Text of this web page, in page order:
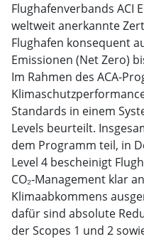
Flughafenverbands ACI
weltweit anerkannte
Flughafen konsequent
Emissionen (Net Zero)
Im Rahmen des ACA-
Standards in einem
Levels beurteilt.
dem Programm teil, in
Level 4 bescheinigt
CO₂‑Management klar
Klimaabkommens
dafür sind absolute
der Scopes 1 und 2